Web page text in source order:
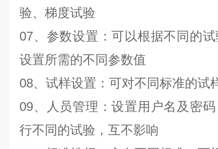
验、梯度试验
07、参数设置：可以根据不同的
设置所需的不同参数值
08、试样设置：可对不同标准的试
09、人员管理：设置用户名及密
行不同的试验，互不影响